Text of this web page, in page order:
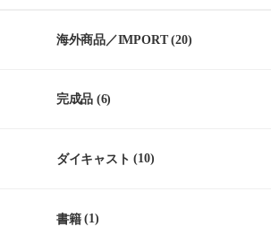
海外商品／IMPORT(20)
完成品 (6)
ダイキャスト (10)
書籍(1)